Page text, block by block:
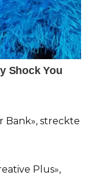
Bank», streckte
Plus»,